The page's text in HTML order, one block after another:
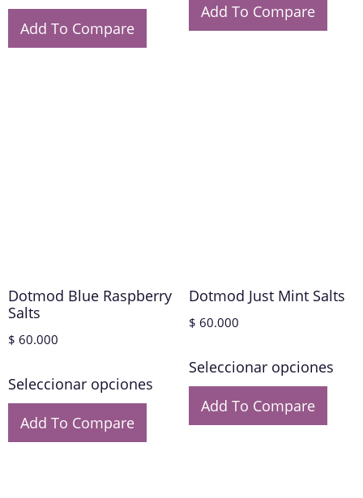
Add To Compare
Add To Compare
Dotmod Blue Raspberry
Salts
$ 60.000
Seleccionar opciones
Add To Compare
Dotmod Just Mint Salts
$ 60.000
Seleccionar opciones
Add To Compare